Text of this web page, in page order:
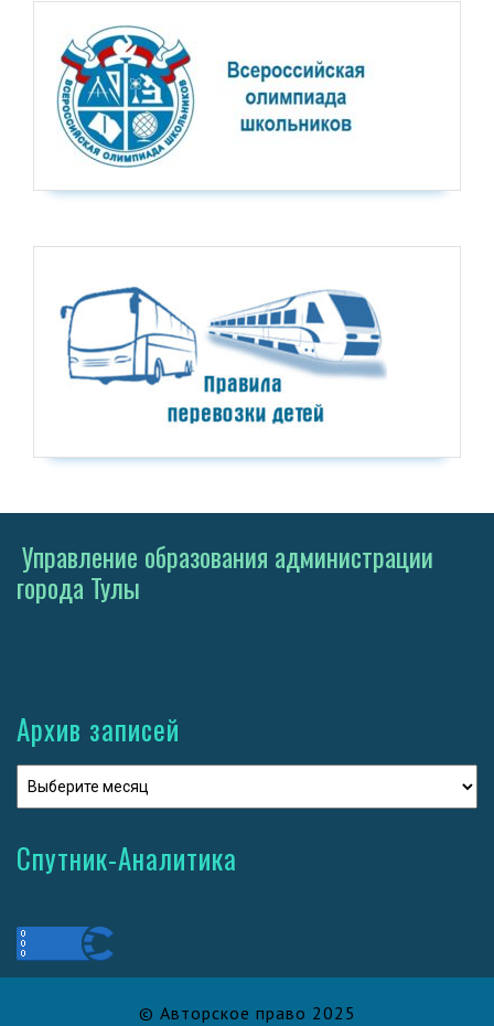
Управление образования администрации
города Тулы
Архив записей
Спутник-Аналитика
© Авторское право 2025